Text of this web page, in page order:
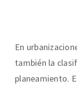
En
también la
planeamiento.